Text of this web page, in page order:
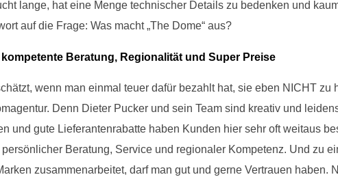
lange, hat eine Menge technischer Details zu bedenken und
auf die Frage: Was macht „The Dome“ aus?
Beratung, Regionalität und Super Preise
wenn man einmal teuer dafür bezahlt hat, sie eben NICHT zu
Denn Dieter Pucker und sein Team sind kreativ und
und gute Lieferantenrabatte haben Kunden hier sehr oft weitaus
Beratung, Service und regionaler Kompetenz. Und zu
zusammenarbeitet, darf man gut und gerne Vertrauen haben.